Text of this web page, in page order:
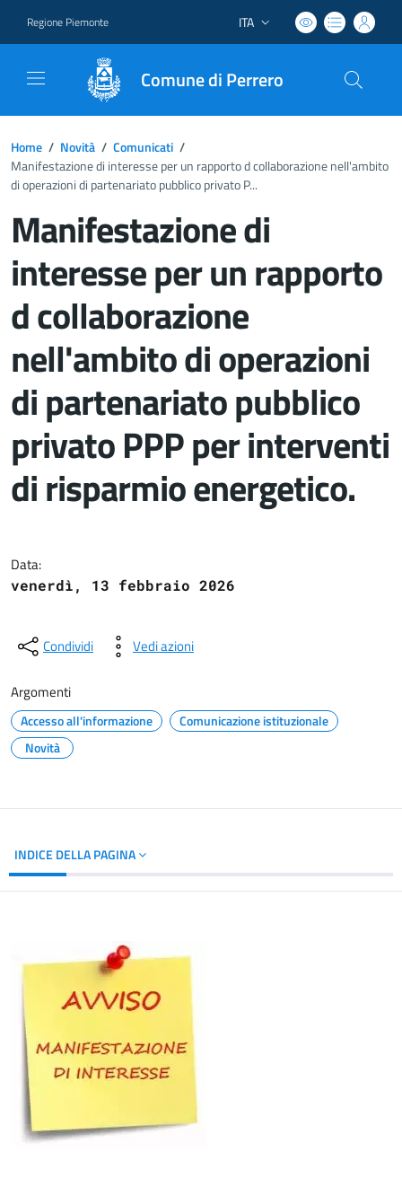
Regione Piemonte Lingua attiva:
ITA
Comune di Perrero
Home / Novità / Comunicati /
Manifestazione di interesse per un rapporto d collaborazione nell'ambito
di operazioni di partenariato pubblico privato P...
Manifestazione di
interesse per un rapporto
d collaborazione
nell'ambito di operazioni
di partenariato pubblico
privato PPP per interventi
di risparmio energetico.
Data:
venerdì, 13 febbraio 2026
Condividi Vedi azioni
Argomenti
Accesso all'informazione
Comunicazione istituzionale
Novità
INDICE DELLA PAGINA